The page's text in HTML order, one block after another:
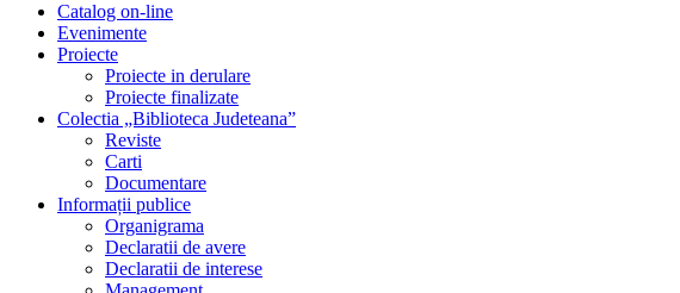
Catalog on-line
Evenimente
Proiecte
Proiecte in derulare
Proiecte finalizate
Colectia „Biblioteca Judeteana”
Reviste
Carti
Documentare
Informații publice
Organigrama
Declaratii de avere
Declaratii de interese